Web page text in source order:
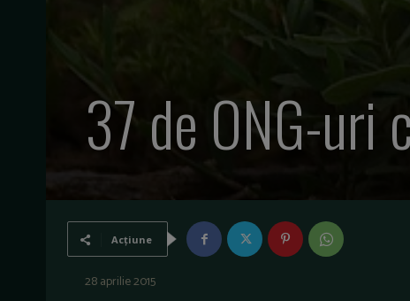
37 de ONG-uri
Acțiune
28 aprilie 2015